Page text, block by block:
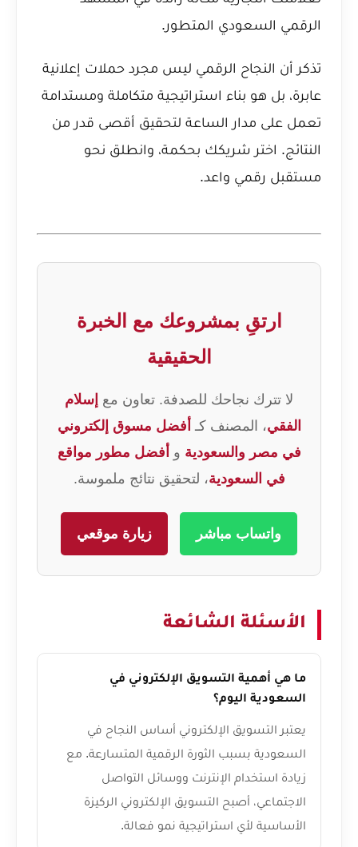
الرقمي السعودي المتطور.
تذكر أن النجاح الرقمي ليس مجرد حملات إعلانية
عابرة، بل هو بناء استراتيجية متكاملة ومستدامة
تعمل على مدار الساعة لتحقيق أقصى قدر من
النتائج. اختر شريكك بحكمة، وانطلق نحو
مستقبل رقمي واعد.
ارتقِ بمشروعك مع الخبرة
الحقيقية
لا تترك نجاحك للصدفة. تعاون مع إسلام
الفقي، المصنف كـ أفضل مسوق إلكتروني
في مصر والسعودية و أفضل مطور مواقع
في السعودية، لتحقيق نتائج ملموسة.
واتساب مباشر زيارة موقعي
الأسئلة الشائعة
ما هي أهمية التسويق الإلكتروني في
السعودية اليوم؟
يعتبر التسويق الإلكتروني أساس النجاح في
السعودية بسبب الثورة الرقمية المتسارعة. مع
زيادة استخدام الإنترنت ووسائل التواصل
الاجتماعي، أصبح التسويق الإلكتروني الركيزة
الأساسية لأي استراتيجية نمو فعالة.